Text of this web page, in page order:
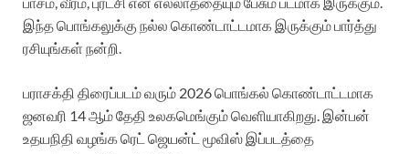
இந்த பொங்கலுக்கு நல்ல கொண்டாட்டமாக இருக்கும் பார்த்து
ரசியுங்கள் நன்றி.
பராசக்தி திரைப்படம் வரும் 2026 பொங்கல் கொண்டாட்டமாக
ஜனவரி 14 ஆம் தேதி உலகமெங்கும் வெளியாகிறது. இன்பன்
உதயநிதி வழங்க ரெட் ஜெயன்ட் மூவிஸ் இப்படத்தை